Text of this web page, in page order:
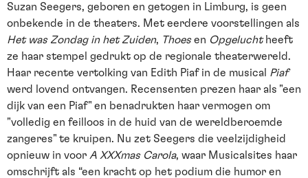
Suzan Seegers, geboren en getogen in Limburg, is geen
onbekende in de theaters. Met eerdere voorstellingen als
Het was Zondag in het Zuiden, Thoesen Opgeluchtheeft
ze haar stempel gedrukt op de regionale theaterwereld.
Haar recente vertolking van Edith Piaf in de musical Piaf
werd lovend ontvangen. Recensenten prezen haar als "een
dijk van een Piaf" en benadrukten haar vermogen om
"volledig en feilloos in de huid van de wereldberoemde
zangeres" te kruipen. Nu zet Seegers die veelzijdigheid
opnieuw in voor A XXXmas Carola, waar Musicalsites haar
omschrijft als “een kracht op het podium die humor en